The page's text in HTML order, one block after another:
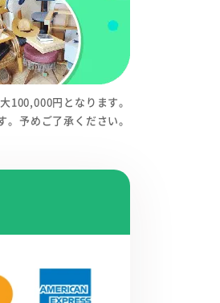
100,000円となります。
予めご了承ください。